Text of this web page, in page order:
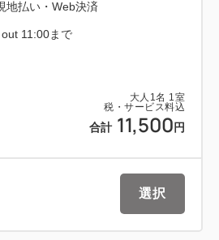
大人 1 名 1 室
税・サービス料込
合計 11,500 円
地払い・Web決済
11:00まで
選択